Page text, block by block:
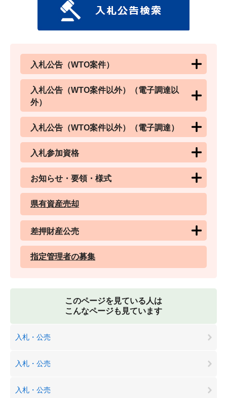
入札公告（WTO案件）
入札公告（WTO案件以外）（電子調達以
外）
入札公告（WTO案件以外）（電子調達）
入札参加資格
お知らせ・要領・様式
県有資産売却
差押財産公売
指定管理者の募集
このページを見ている人は
こんなページも見ています
入札・公売
入札・公売
入札・公売